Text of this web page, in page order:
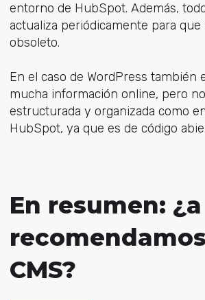
entorno de HubSpot. Además,
actualiza periódicamente para que
obsoleto.
En el caso de WordPress también
mucha información online, pero
estructurada y organizada como
HubSpot, ya que es de código
En resumen:
CMS?